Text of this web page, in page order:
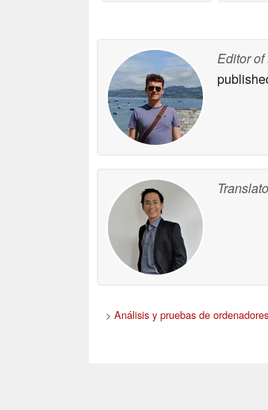
Editor of
> Análisis y pruebas de